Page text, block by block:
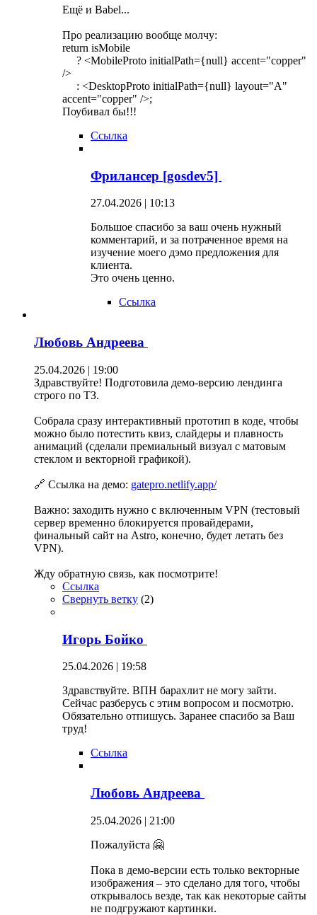
Ещё и Babel...
Про реализацию вообще молчу:
return isMobile
? <MobileProto initialPath={null} accent="copper"
/>
: <DesktopProto initialPath={null} layout="A"
accent="copper" />;
Поубивал бы!!!
Ссылка
Фрилансер [gosdev5]
27.04.2026 | 10:13
Большое спасибо за ваш очень нужный
комментарий, и за потраченное время на
изучение моего дэмо предложения для
клиента.
Это очень ценно.
Ссылка
Любовь Андреева
25.04.2026 | 19:00
Здравствуйте! Подготовила демо-версию лендинга
строго по ТЗ.
Собрала сразу интерактивный прототип в коде, чтобы
можно было потестить квиз, слайдеры и плавность
анимаций (сделали премиальный визуал с матовым
стеклом и векторной графикой).
🔗 Ссылка на демо: gatepro.netlify.app/
Важно: заходить нужно с включенным VPN (тестовый
сервер временно блокируется провайдерами,
финальный сайт на Astro, конечно, будет летать без
VPN).
Жду обратную связь, как посмотрите!
Ссылка
Свернуть ветку (2)
Игорь Бойко
25.04.2026 | 19:58
Здравствуйте. ВПН барахлит не могу зайти.
Сейчас разберусь с этим вопросом и посмотрю.
Обязательно отпишусь. Заранее спасибо за Ваш
труд!
Ссылка
Любовь Андреева
25.04.2026 | 21:00
Пожалуйста 🤗
Пока в демо-версии есть только векторные
изображения – это сделано для того, чтобы
открывалось везде, так как некоторые сайты
не подгружают картинки.